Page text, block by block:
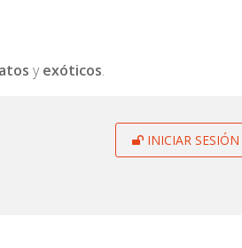
yexóticos.
INICIAR SESIÓN